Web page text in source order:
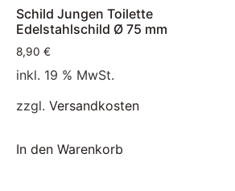
Schild Jungen Toilette
Edelstahlschild Ø 75 mm
8,90 €
inkl. 19 % MwSt.
zzgl. Versandkosten
In den Warenkorb